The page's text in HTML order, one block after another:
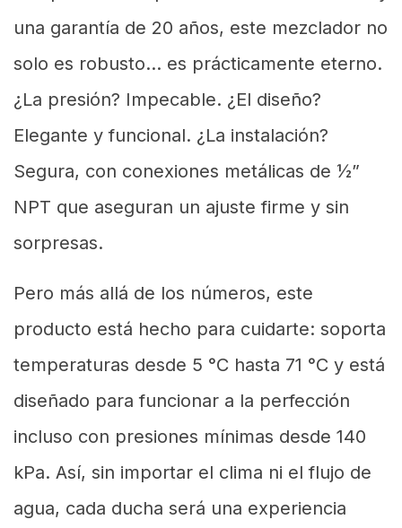
una garantía de 20 años, este mezclador no
solo es robusto… es prácticamente eterno.
¿La presión? Impecable. ¿El diseño?
Elegante y funcional. ¿La instalación?
Segura, con conexiones metálicas de ½”
NPT que aseguran un ajuste firme y sin
sorpresas.
Pero más allá de los números, este
producto está hecho para cuidarte: soporta
temperaturas desde 5 °C hasta 71 °C y está
diseñado para funcionar a la perfección
incluso con presiones mínimas desde 140
kPa. Así, sin importar el clima ni el flujo de
agua, cada ducha será una experiencia